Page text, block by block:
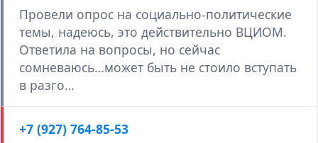
Провели опрос на социально-политические
темы, надеюсь, это действительно ВЦИОМ.
Ответила на вопросы, но сейчас
сомневаюсь…может быть не стоило вступать
в разго…
+7 (927) 764-85-53